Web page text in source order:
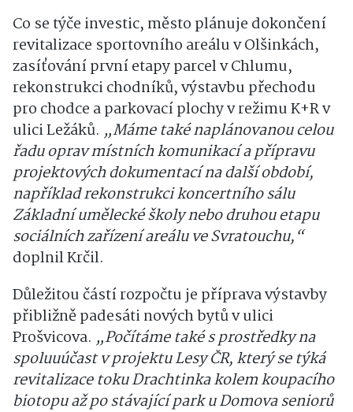
Co se týče investic, město plánuje dokončení
revitalizace sportovního areálu v Olšinkách,
zasíťování první etapy parcel v Chlumu,
rekonstrukci chodníků, výstavbu přechodu
pro chodce a parkovací plochy v režimu K+R v
ulici Ležáků. „Máme také naplánovanou celou
řadu oprav místních komunikací a přípravu
projektových dokumentací na další období,
například rekonstrukci koncertního sálu
Základní umělecké školy nebo druhou etapu
sociálních zařízení areálu ve Svratouchu,“
doplnil Krčil.
Důležitou částí rozpočtu je příprava výstavby
přibližně padesáti nových bytů v ulici
Prošvicova. „Počítáme také s prostředky na
spoluuúčast v projektu Lesy ČR, který se týká
revitalizace toku Drachtinka kolem koupacího
biotopu až po stávající park u Domova seniorů